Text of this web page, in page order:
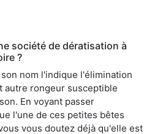
société de dératisation à
?
nom l'indique l'élimination
autre rongeur susceptible
En voyant passer
l'une de ces petites bêtes
vous doutez déjà qu'elle est